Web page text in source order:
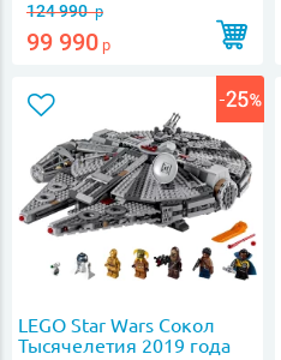
124 990р
99 990 р
LEGO Star Wars Сокол
Тысячелетия 2019 года